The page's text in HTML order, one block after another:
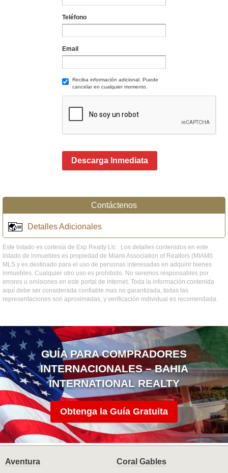
Teléfono
Email
Reciba información adicional. Puede
cancelar en cualquier momento.
Descarga Inmediata
Contáctenos
Detalles Adicionales
Este listado es cortesía de Exp Realty Llc . Los detalles contenidos en este
listado de inmuebles es propiedad de Miami Association of Realtors (MIAMI)
MLS y es destinado para el uso de personas interesadas en adquirir bienes
inmuebles. Cualquier otro uso es prohibido. No seremos responsables por
errores u omisiones en este portal de internet. Toda la información contenida
aquí debe ser considerada confiable mas no garantizada, todas las
representaciones son aproximadas, y verificación individual es recomendada.
GUÍA PARA COMPRADORES
INTERNACIONALES – BAHIA
INTERNATIONAL REALTY
Obtenga la Guía Gratuita
Aventura
Coral Gables